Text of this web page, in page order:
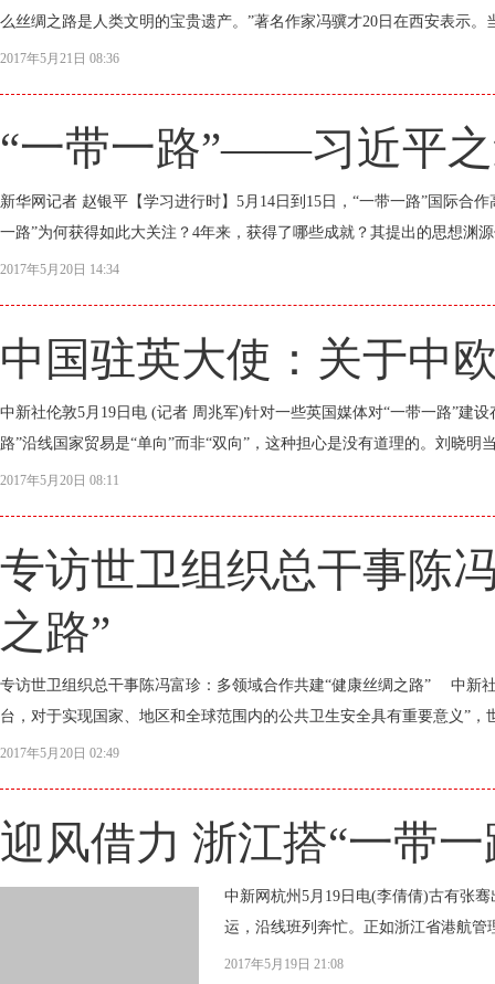
么丝绸之路是人类文明的宝贵遗产。”著名作家冯骥才20日在西安表示
2017年5月21日 08:36
“一带一路”——习近平
新华网记者 赵银平【学习进行时】5月14日到15日，“一带一路”国际合
一路”为何获得如此大关注？4年来，获得了哪些成就？其提出的思想渊
2017年5月20日 14:34
中国驻英大使：关于中
中新社伦敦5月19日电 (记者 周兆军)针对一些英国媒体对“一带一路”建
路”沿线国家贸易是“单向”而非“双向”，这种担心是没有道理的。刘晓
2017年5月20日 08:11
专访世卫组织总干事陈
之路”
专访世卫组织总干事陈冯富珍：多领域合作共建“健康丝绸之路” 中新
台，对于实现国家、地区和全球范围内的公共卫生安全具有重要意义”
2017年5月20日 02:49
迎风借力 浙江搭“一带
中新网杭州5月19日电(李倩倩)古有张
运，沿线班列奔忙。正如浙江省港航
2017年5月19日 21:08